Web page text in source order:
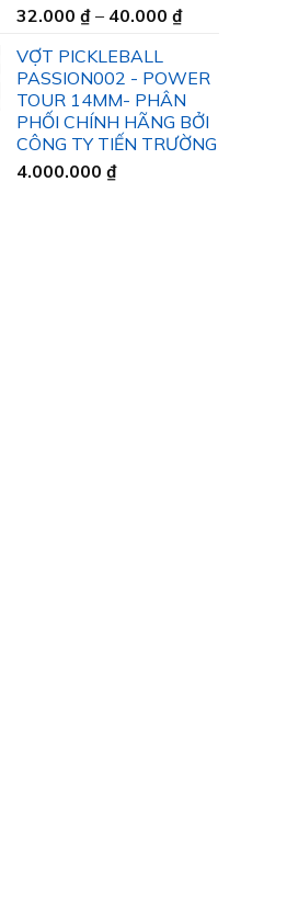
32.000 ₫ – 40.000 ₫Khoảng
32.000 ₫
đến
40.000 ₫
VỢT PICKLEBALL
PASSION002 - POWER
TOUR 14MM- PHÂN
PHỐI CHÍNH HÃNG BỞI
CÔNG TY TIẾN TRƯỜNG
4.000.000 ₫